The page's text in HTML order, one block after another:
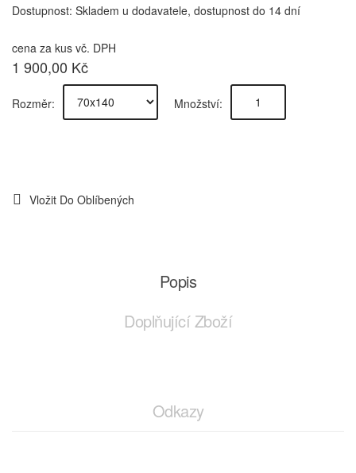
Dostupnost: Skladem u dodavatele, dostupnost do 14 dní
cena za kus vč. DPH
1 900,00 Kč
Rozměr: Množství:
Vložit Do Oblíbených
Popis
Doplňující Zboží
Odkazy